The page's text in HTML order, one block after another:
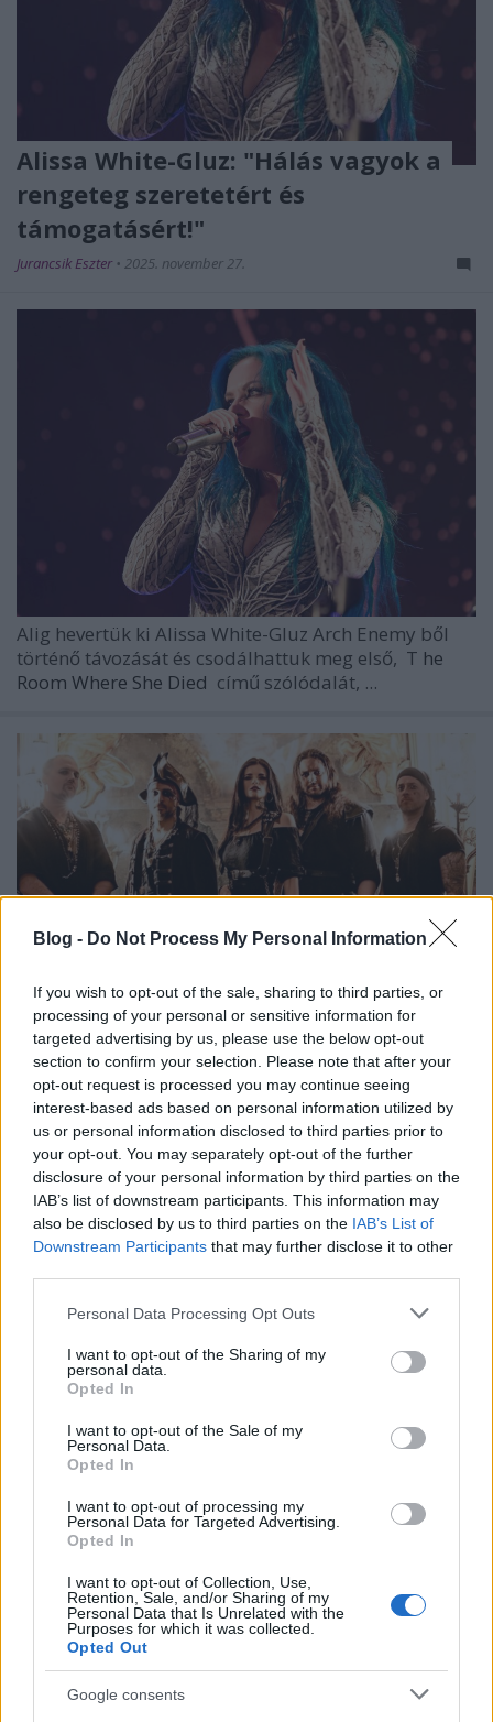
Blog - Do Not Process My Personal Information
If you wish to opt-out of the sale, sharing to third parties, or
processing of your personal or sensitive information for
targeted advertising by us, please use the below opt-out
section to confirm your selection. Please note that after your
opt-out request is processed you may continue seeing
interest-based ads based on personal information utilized by
us or personal information disclosed to third parties prior to
your opt-out. You may separately opt-out of the further
disclosure of your personal information by third parties on the
IAB’s list of downstream participants. This information may
also be disclosed by us to third parties on the IAB’s List of
Downstream Participants that may further disclose it to other
Please note that this website/app uses one or more Google
not limited to your visit or usage behaviour. You may click to
grant or deny consent to Google and its third-party tags to
use your data for below specified purposes in below Google
consent section.
Personal Data Processing Opt Outs
I want to opt-out of the Sharing of my
personal data.
Opted In
I want to opt-out of the Sale of my
Personal Data.
Opted In
I want to opt-out of processing my
Personal Data for Targeted Advertising.
Opted In
I want to opt-out of Collection, Use,
Retention, Sale, and/or Sharing of my
Personal Data that Is Unrelated with the
Purposes for which it was collected.
Opted Out
Google consents
Alissa White-Gluz: "Hálás vagyok a
rengeteg szeretetért és
támogatásért!"
Jurancsik Eszter • 2025. november 27.
Alig hevertük ki Alissa White-Gluz Arch Enemy ből
történő távozását és csodálhattuk meg első, T he
Room Where She Died című szólódalát, ...
Szimfonikus lemezt ad ki a Visions of
Atlantis+klippremier: Ashes To The
Sea
Jurancsik Eszter• 2025. november 26.
A szimfonikus metal kalózai jövőre a
keretén belül Budapesten is fellépnek a